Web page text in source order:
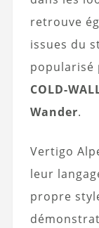
retrouve
issues du
popularisé
COLD-
Wander.
Vertigo
leur
propre